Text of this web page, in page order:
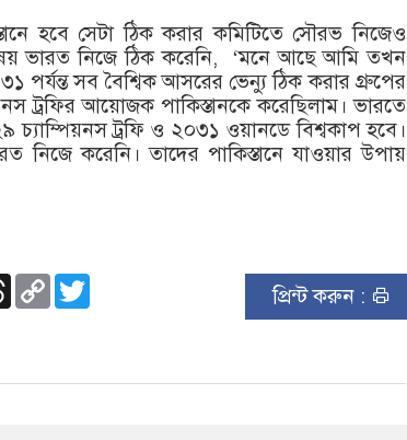
হবে সেটা ঠিক করার কমিটিতে সৌরভ নিজেও
ভারত নিজে ঠিক করেনি, ‘মনে আছে আমি তখন
পর্যন্ত সব বৈশ্বিক আসরের ভেন্যু ঠিক করার গ্রুপের
ট্রফির আয়োজক পাকিস্তানকে করেছিলাম। ভারতে
চ্যাম্পিয়নস ট্রফি ও ২০৩১ ওয়ানডে বিশ্বকাপ হবে।
নিজে করেনি। তাদের পাকিস্তানে যাওয়ার উপায়
Threads
Copy
Link প্রিন্ট করুন :